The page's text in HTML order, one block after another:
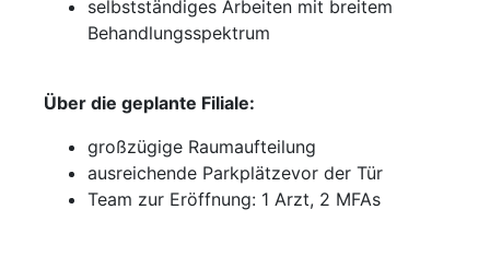
selbstständiges Arbeiten mit breitem
Behandlungsspektrum
Über die geplante Filiale:
großzügige Raumaufteilung
ausreichende Parkplätzevor der Tür
Team zur Eröffnung: 1 Arzt, 2 MFAs